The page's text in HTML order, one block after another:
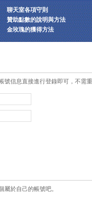
聊天室各項守則
贊助點數的說明與方法
金玫瑰的獲得方法
號信息直接進行登錄即可，不需
於自己的帳號吧。